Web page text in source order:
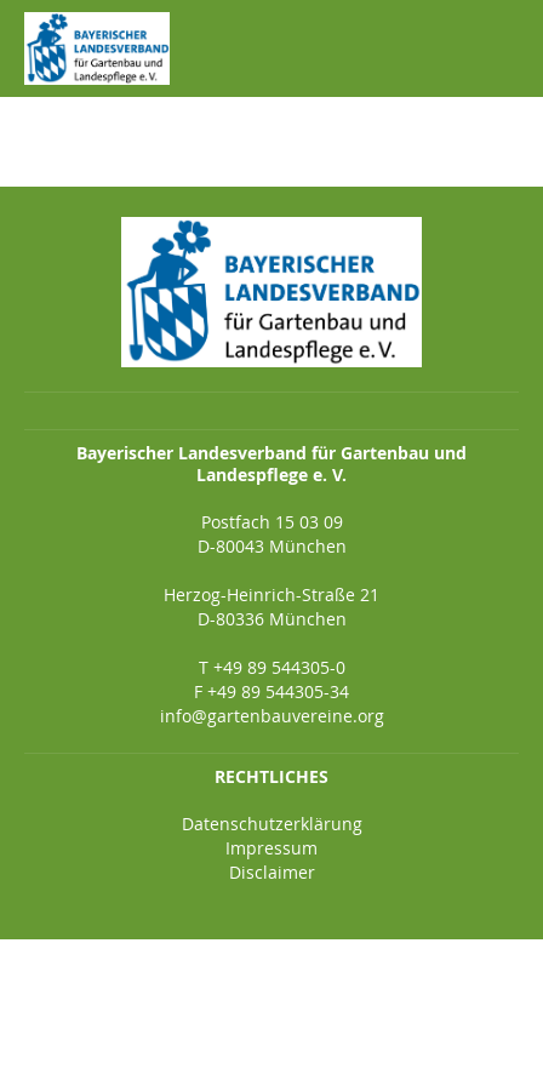
IMG_1195.JPG
Bayerischer Landesverband für Gartenbau und
Landespflege e. V.
Postfach 15 03 09
D-80043 München
Herzog-Heinrich-Straße 21
D-80336 München
T +49 89 544305-0
F +49 89 544305-34
info@gartenbauvereine.org
RECHTLICHES
Datenschutzerklärung
Impressum
Disclaimer